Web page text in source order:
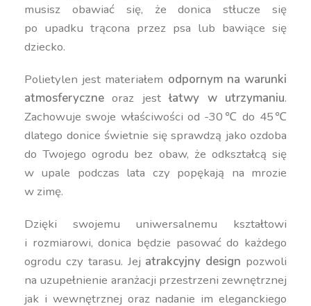
musisz obawiać się, że donica stłucze się
po upadku trącona przez psa lub bawiące się
dziecko.
Polietylen jest materiałem odpornym na warunki
atmosferyczne oraz jestłatwy w utrzymaniu.
Zachowuje swoje właściwości od -30℃ do 45℃
dlatego donice świetnie się sprawdzą jako ozdoba
do Twojego ogrodu bez obaw, że odkształcą się
w upale podczas lata czy popękają na mrozie
w zimę.
Dzięki swojemu uniwersalnemu kształtowi
i rozmiarowi, donica będzie pasować do każdego
ogrodu czy tarasu. Jej atrakcyjny design pozwoli
na uzupełnienie aranżacji przestrzeni zewnętrznej
jak i wewnętrznej oraz nadanie im eleganckiego